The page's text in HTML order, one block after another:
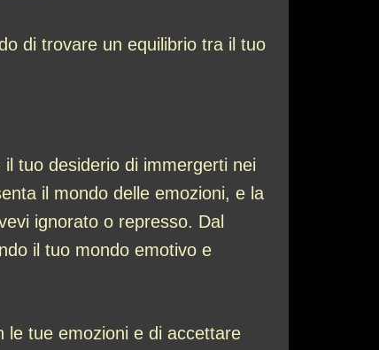
di trovare un equilibrio tra il tuo
tuo desiderio di immergerti nei
il mondo delle emozioni, e la
ignorato o represso. Dal
il tuo mondo emotivo e
le tue emozioni e di accettare